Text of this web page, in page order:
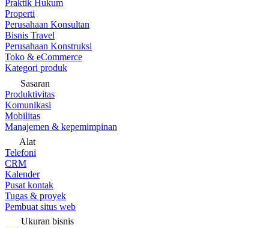
Praktik Hukum
Properti
Perusahaan Konsultan
Bisnis Travel
Perusahaan Konstruksi
Toko & eCommerce
Kategori produk
Sasaran
Produktivitas
Komunikasi
Mobilitas
Manajemen & kepemimpinan
Alat
Telefoni
CRM
Kalender
Pusat kontak
Tugas & proyek
Pembuat situs web
Ukuran bisnis